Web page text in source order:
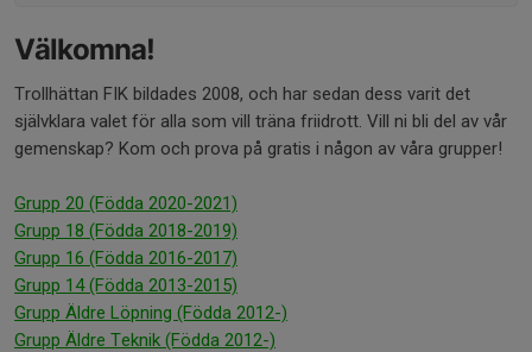
Välkomna!
Trollhättan FIK bildades 2008, och har sedan dess varit det
självklara valet för alla som vill träna friidrott. Vill ni bli del av vår
gemenskap? Kom och prova på gratis i någon av våra grupper!
Grupp 20 (Födda 2020-2021)
Grupp 18 (Födda 2018-2019)
Grupp 16 (Födda 2016-2017)
Grupp 14 (Födda 2013-2015)
Grupp Äldre Löpning (Födda 2012-)
Grupp Äldre Teknik (Födda 2012-)